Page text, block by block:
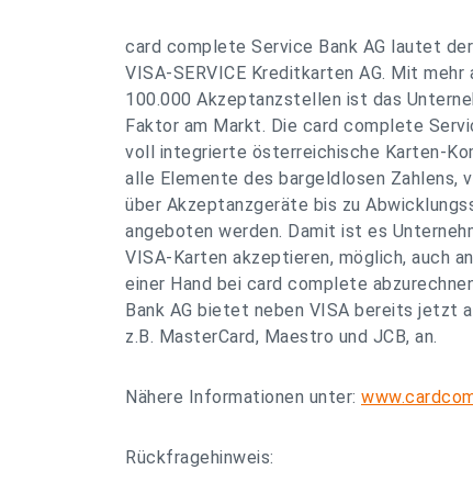
card complete Service Bank AG lautet
VISA-SERVICE Kreditkarten AG. Mit mehr
100.000 Akzeptanzstellen ist das
Faktor am Markt. Die card complete
voll integrierte österreichische Karten-
alle Elemente des bargeldlosen Zahlens,
über Akzeptanzgeräte bis zu
angeboten werden. Damit ist es
VISA-Karten akzeptieren, möglich, auch
einer Hand bei card complete
Bank AG bietet neben VISA bereits jetzt
z.B. MasterCard, Maestro und JCB, an.
Nähere Informationen unter:
Rückfragehinweis: